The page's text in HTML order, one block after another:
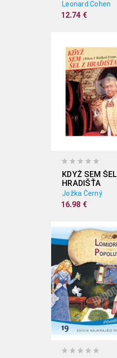
Leonard Cohen
12.74 €
KDYŽ SEM
HRADIŠŤA
Jožka Černý
16.98 €